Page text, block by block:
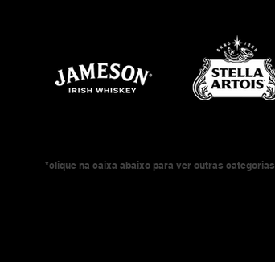
*clique na caixa abaixo para ver outras categorias